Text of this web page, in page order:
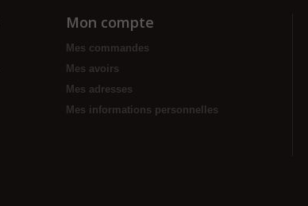
Mon compte
Mes commandes
Mes avoirs
Mes adresses
Mes informations personnelles